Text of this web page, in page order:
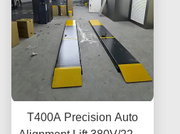
T400A Precision Auto